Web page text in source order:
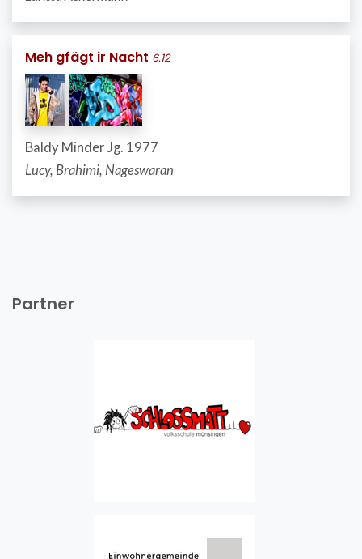
Meh gfägt ir Nacht 6.12
Baldy Minder Jg. 1977
Lucy, Brahimi, Nageswaran
Partner